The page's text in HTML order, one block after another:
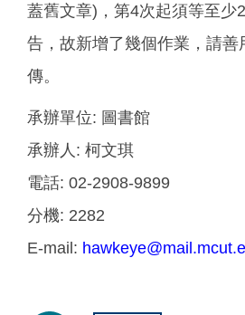
蓋舊文章)，第4次起須等至少
告，故新增了幾個作業，請善
傳。
承辦單位: 圖書館
承辦人: 柯文琪
電話: 02-2908-9899
分機: 2282
E-mail: